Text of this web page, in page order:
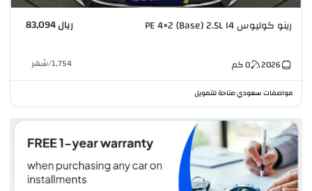
رينو كوليوس PE 4×2 (Base) 2.5L I4 ريال 83,094
2026
0كم 1,754
/شهر
مواصفات سعودي•متاحة للتمويل